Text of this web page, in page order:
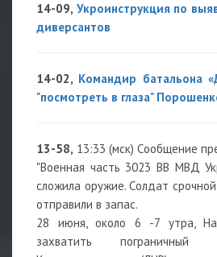
14-09, Укроинструкция по
диверсантов
14-02, Командир батальона
"посмотреть в глаза"
13-58, 13:33 (мск) Сообщение
"Военная часть 3023 ВВ МВД
сложила оружие. Солдат
отправили в запас.
28 июня, около 6 -7 утра,
захватить пограничный